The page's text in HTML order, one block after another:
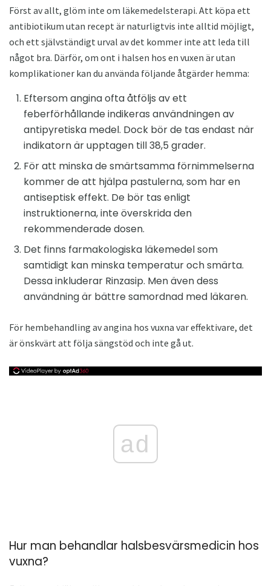
Först av allt, glöm inte om läkemedelsterapi. Att köpa ett
antibiotikum utan recept är naturligtvis inte alltid möjligt,
och ett självständigt urval av det kommer inte att leda till
något bra. Därför, om ont i halsen hos en vuxen är utan
komplikationer kan du använda följande åtgärder hemma:
Eftersom angina ofta åtföljs av ett
feberförhållande indikeras användningen av
antipyretiska medel. Dock bör de tas endast när
indikatorn är upptagen till 38,5 grader.
För att minska de smärtsamma förnimmelserna
kommer de att hjälpa pastulerna, som har en
antiseptisk effekt. De bör tas enligt
instruktionerna, inte överskrida den
rekommenderade dosen.
Det finns farmakologiska läkemedel som
samtidigt kan minska temperatur och smärta.
Dessa inkluderar Rinzasip. Men även dess
användning är bättre samordnad med läkaren.
För hembehandling av angina hos vuxna var effektivare, det
är önskvärt att följa sängstöd och inte gå ut.
ad
Hur man behandlar halsbesvärsmedicin hos
vuxna?